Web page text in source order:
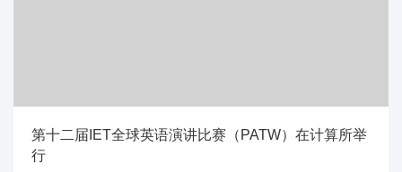
第十二届IET全球英语演讲比赛（PATW）在计算所举
行